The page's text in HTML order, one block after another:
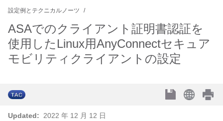
設定例とテクニカルノーツ
ASAでのクライアント証明書認証を
使用したLinux用AnyConnectセキュア
モビリティクライアントの設定
Updated:
2022 年 12 月 12 日